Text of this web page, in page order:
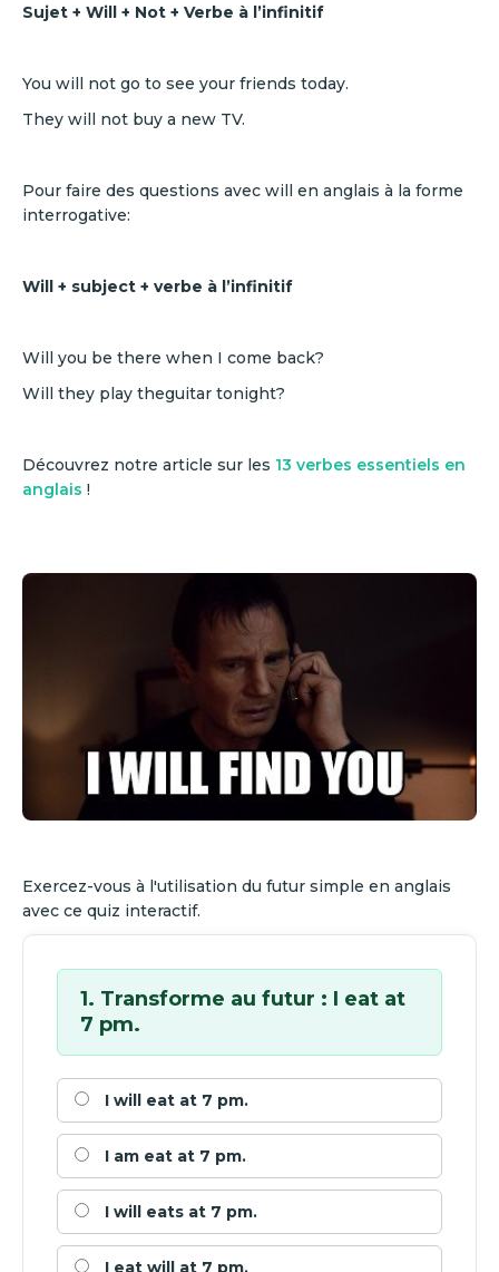
Sujet + Will + Not + Verbe à l’infinitif
You will not go to see your friends today.
They will not buy a new TV.
Pour faire des questions avec will en anglais à la forme
interrogative:
Will + subject + verbe à l’infinitif
Will you be there when I come back?
Will they play theguitar tonight?
Découvrez notre article sur les 13 verbes essentiels en
anglais !
Exercez-vous à l'utilisation du futur simple en anglais
avec ce quiz interactif.
1. Transforme au futur : I eat at
7 pm.
I will eat at 7 pm.
I am eat at 7 pm.
I will eats at 7 pm.
I eat will at 7 pm.